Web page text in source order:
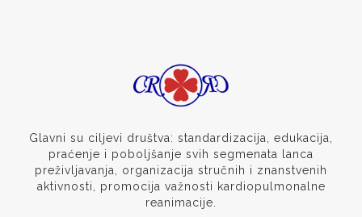
Glavni su ciljevi društva: standardizacija, edukacija,
praćenje i poboljšanje svih segmenata lanca
preživljavanja, organizacija stručnih i znanstvenih
aktivnosti, promocija važnosti kardiopulmonalne
reanimacije.